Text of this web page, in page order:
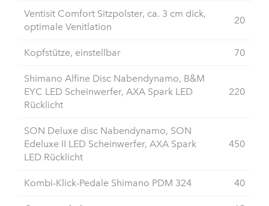
Ventisit Comfort Sitzpolster, ca. 3 cm dick,
optimale Venitlation
20
Kopfstütze, einstellbar 70
Shimano Alfine Disc Nabendynamo, B&M
EYC LED Scheinwerfer, AXA Spark LED
Rücklicht
220
SON Deluxe disc Nabendynamo, SON
Edeluxe II LED Scheinwerfer, AXA Spark
LED Rücklicht
450
Kombi-Klick-Pedale Shimano PDM 324 40